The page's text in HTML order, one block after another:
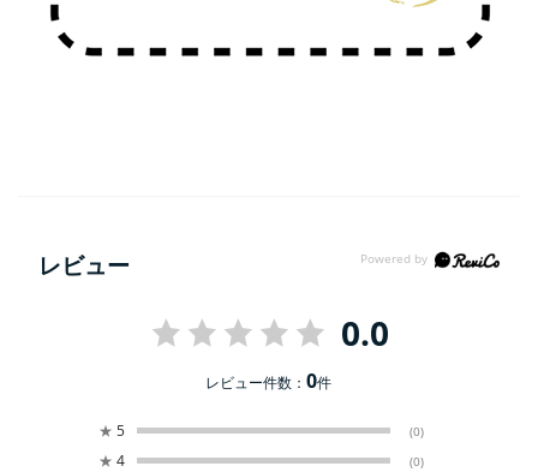
レビュー
0.0
レビュー件数：0件
★ 5 (0)
★ 4 (0)